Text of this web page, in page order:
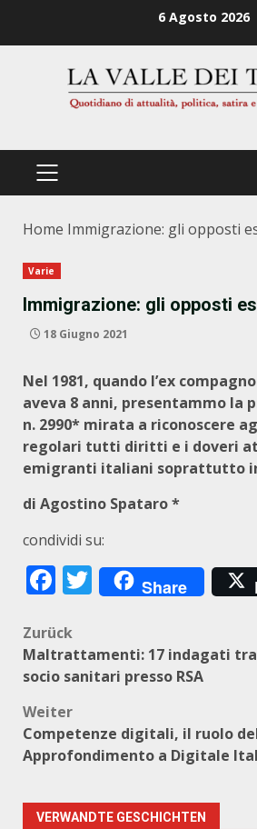
6 Agosto 2026
PRIMÄRES
Home Immigrazione: gli opposti
Varie
Immigrazione: gli opposti
18 Giugno 2021
Nel 1981, quando l’ex
aveva 8 anni, presentammo la
n. 2990* mirata a riconoscere
regolari tutti diritti e i doveri
emigranti italiani soprattutto
di Agostino Spataro *
condividi su:
Facebook
Twitter
Share
Beitragsnavigation
Zurück
Maltrattamenti: 17 indagati
socio sanitari presso RSA
Weiter
Competenze digitali, il ruolo
Approfondimento a Digitale
VERWANDTE GESCHICHTEN